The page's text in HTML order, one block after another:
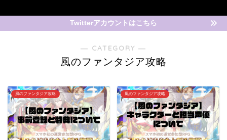
Twitterアカウントはこちら
― CATEGORY ―
風のファンタジア攻略
風のファンタジア攻略 風のファンタジア攻略